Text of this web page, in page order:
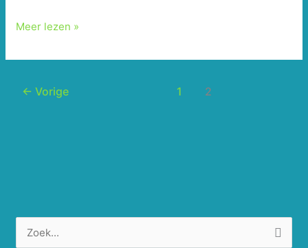
sluipend
Meer lezen »
← Vorige 1 2